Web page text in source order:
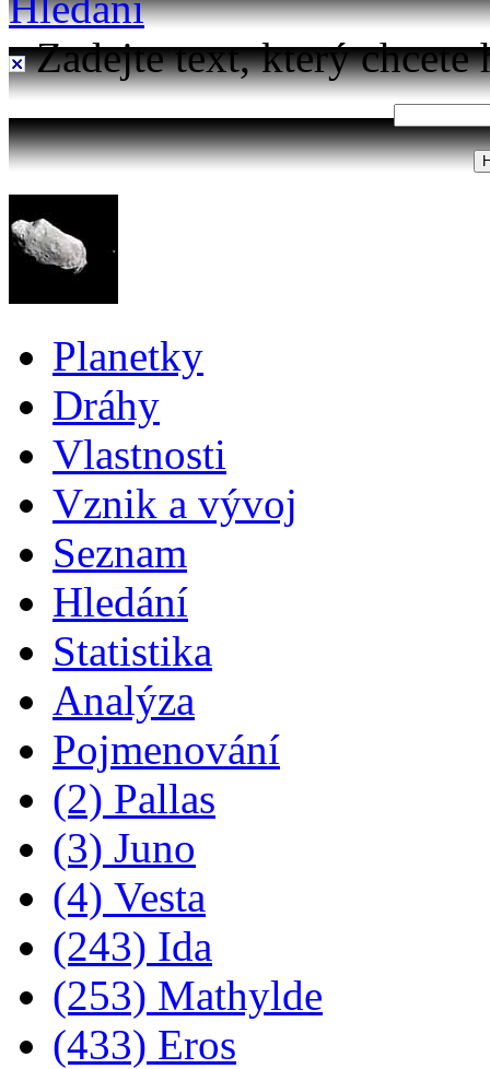
Zadejte text, který chcete
Planetky
Dráhy
Vlastnosti
Vznik a vývoj
Seznam
Hledání
Statistika
Analýza
Pojmenování
(2) Pallas
(3) Juno
(4) Vesta
(243) Ida
(253) Mathylde
(433) Eros